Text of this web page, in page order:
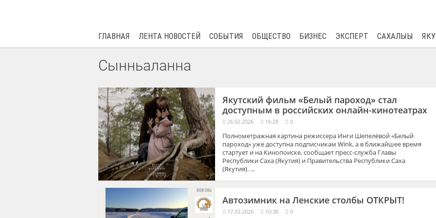
ГЛАВНАЯ ЛЕНТА НОВОСТЕЙ СОБЫТИЯ ОБЩЕСТВО БИЗНЕС ЭКСПЕРТ САХАЛЫЫ
Сынньаланна
Якутский фильм «Белый пароход» стал
доступным в российских онлайн-кинотеатрах
26.02.2026 16:28 0
Полнометражная картина режиссера Инги Шепелёвой «Белый
пароход» уже доступна подписчикам Wink, а в ближайшее время
стартует и на Кинопоиске, сообщает пресс-служба Главы
Республики Саха (Якутия) и Правительства Республики Саха
(Якутия). ...
Автозимник на Ленские столбы ОТКРЫТ!
17.02.2026 10:38 0